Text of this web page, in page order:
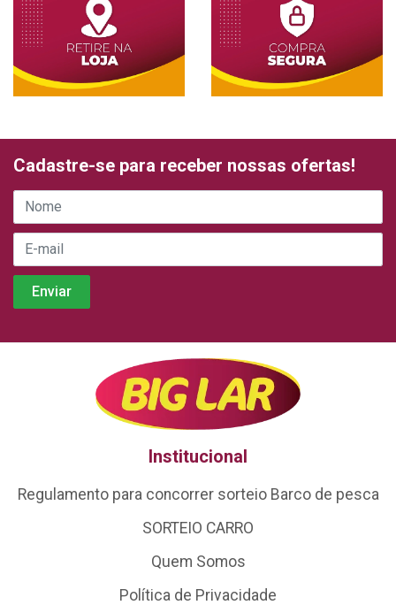
Cadastre-se para receber nossas ofertas!
Institucional
Regulamento para concorrer sorteio Barco de pesca
SORTEIO CARRO
Quem Somos
Política de Privacidade